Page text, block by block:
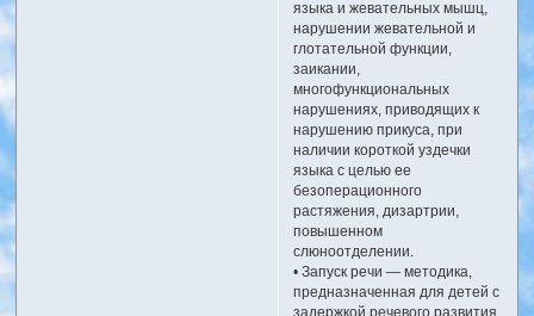
языка и жевательных мышц,
нарушении жевательной и
глотательной функции,
заикании,
многофункциональных
нарушениях, приводящих к
нарушению прикуса, при
наличии короткой уздечки
языка с целью ее
безоперационного
растяжения, дизартрии,
повышенном
слюноотделении.
• Запуск речи — методика,
предназначенная для детей с
задержкой речевого развития.